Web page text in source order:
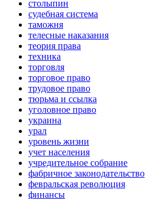
столыпин
судебная система
таможня
телесные наказания
теория права
техника
торговля
торговое право
трудовое право
тюрьма и ссылка
уголовное право
украина
урал
уровень жизни
учет населения
учредительное собрание
фабричное законодательство
февральская революция
финансы